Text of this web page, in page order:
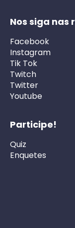
Nos siga nas
Facebook
Instagram
Tik Tok
Twitch
Twitter
Youtube
Participe!
Quiz
Enquetes